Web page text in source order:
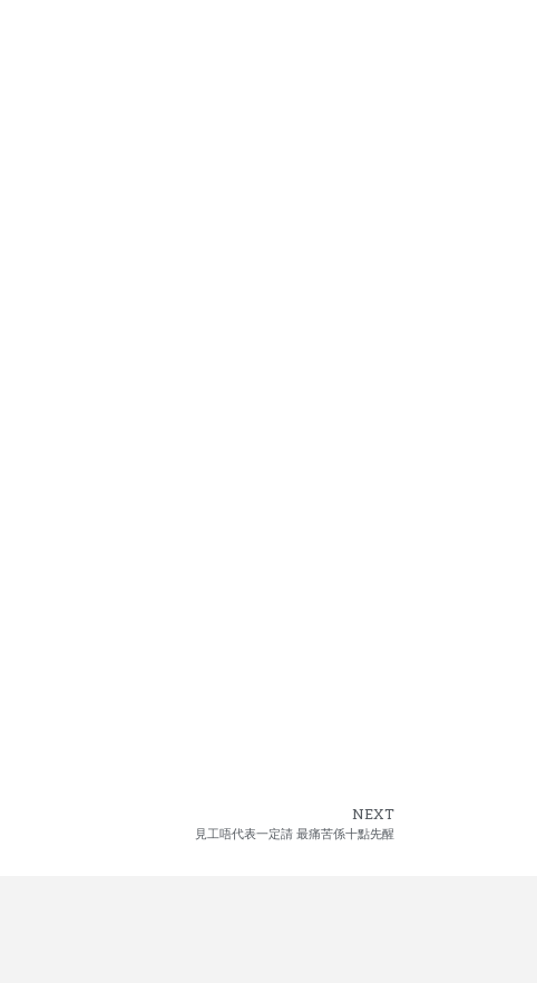
NEXT
見工唔代表一定請 最痛苦係十點先醒